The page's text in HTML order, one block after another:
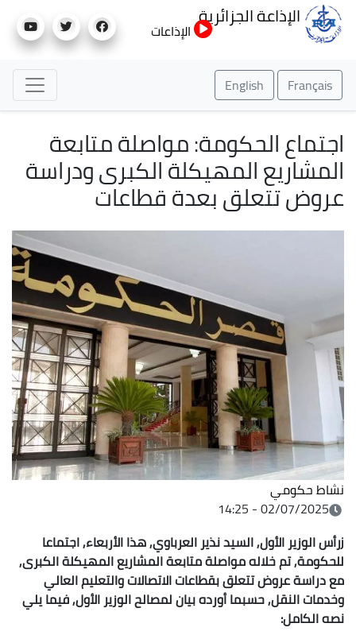
إلى
الإذاعة الجزائرية
الإذاعات
Français
English
اجتماع الحكومة: مواصلة متابعة
المشاريع المهيكلة الكبرى ودراسة
عروض تتعلق بعدة قطاعات
نشاط حكومي
02/07/2025 - 14:25
jرأس الوزير الأول, السيد نذير العرباوي, هذا الأربعاء, اجتماعا
للحكومة, تم خلاله مواصلة متابعة المشاريع المهيكلة الكبرى,
مع دراسة عروض تتعلق بقطاعات الاتصالات والتعليم العالي
وخدمات النقل, حسبما أورده بيان لمصالح الوزير الأول, فيما يلي
نصه الكامل: